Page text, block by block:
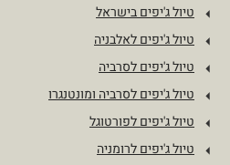
טיול ג'יפים בישראל
טיול ג'יפים לאלבניה
טיול ג'יפים לסרביה
טיול ג'יפים לסרביה ומונטנגרו
טיול ג'יפים לפורטוגל
טיול ג'יפים לרומניה